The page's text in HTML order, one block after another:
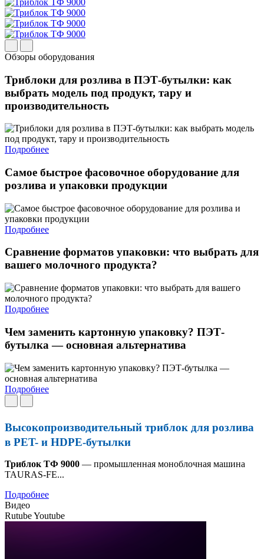
Обзоры оборудования
Триблоки для розлива в ПЭТ-бутылки: как
выбрать модель под продукт, тару и
производительность
Подробнее
Самое быстрое фасовочное оборудование для
розлива и упаковки продукции
Подробнее
Сравнение форматов упаковки: что выбрать для
вашего молочного продукта?
Подробнее
Чем заменить картонную упаковку? ПЭТ-
бутылка — основная альтернатива
Подробнее
Высокопроизводительный триблок для розлива
в PET- и HDPE-бутылки
Триблок ТФ 9000 — промышленная моноблочная машина
TAURAS-FE...
Подробнее
Видео
RutubeYoutube